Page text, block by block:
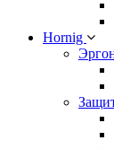
Hornig